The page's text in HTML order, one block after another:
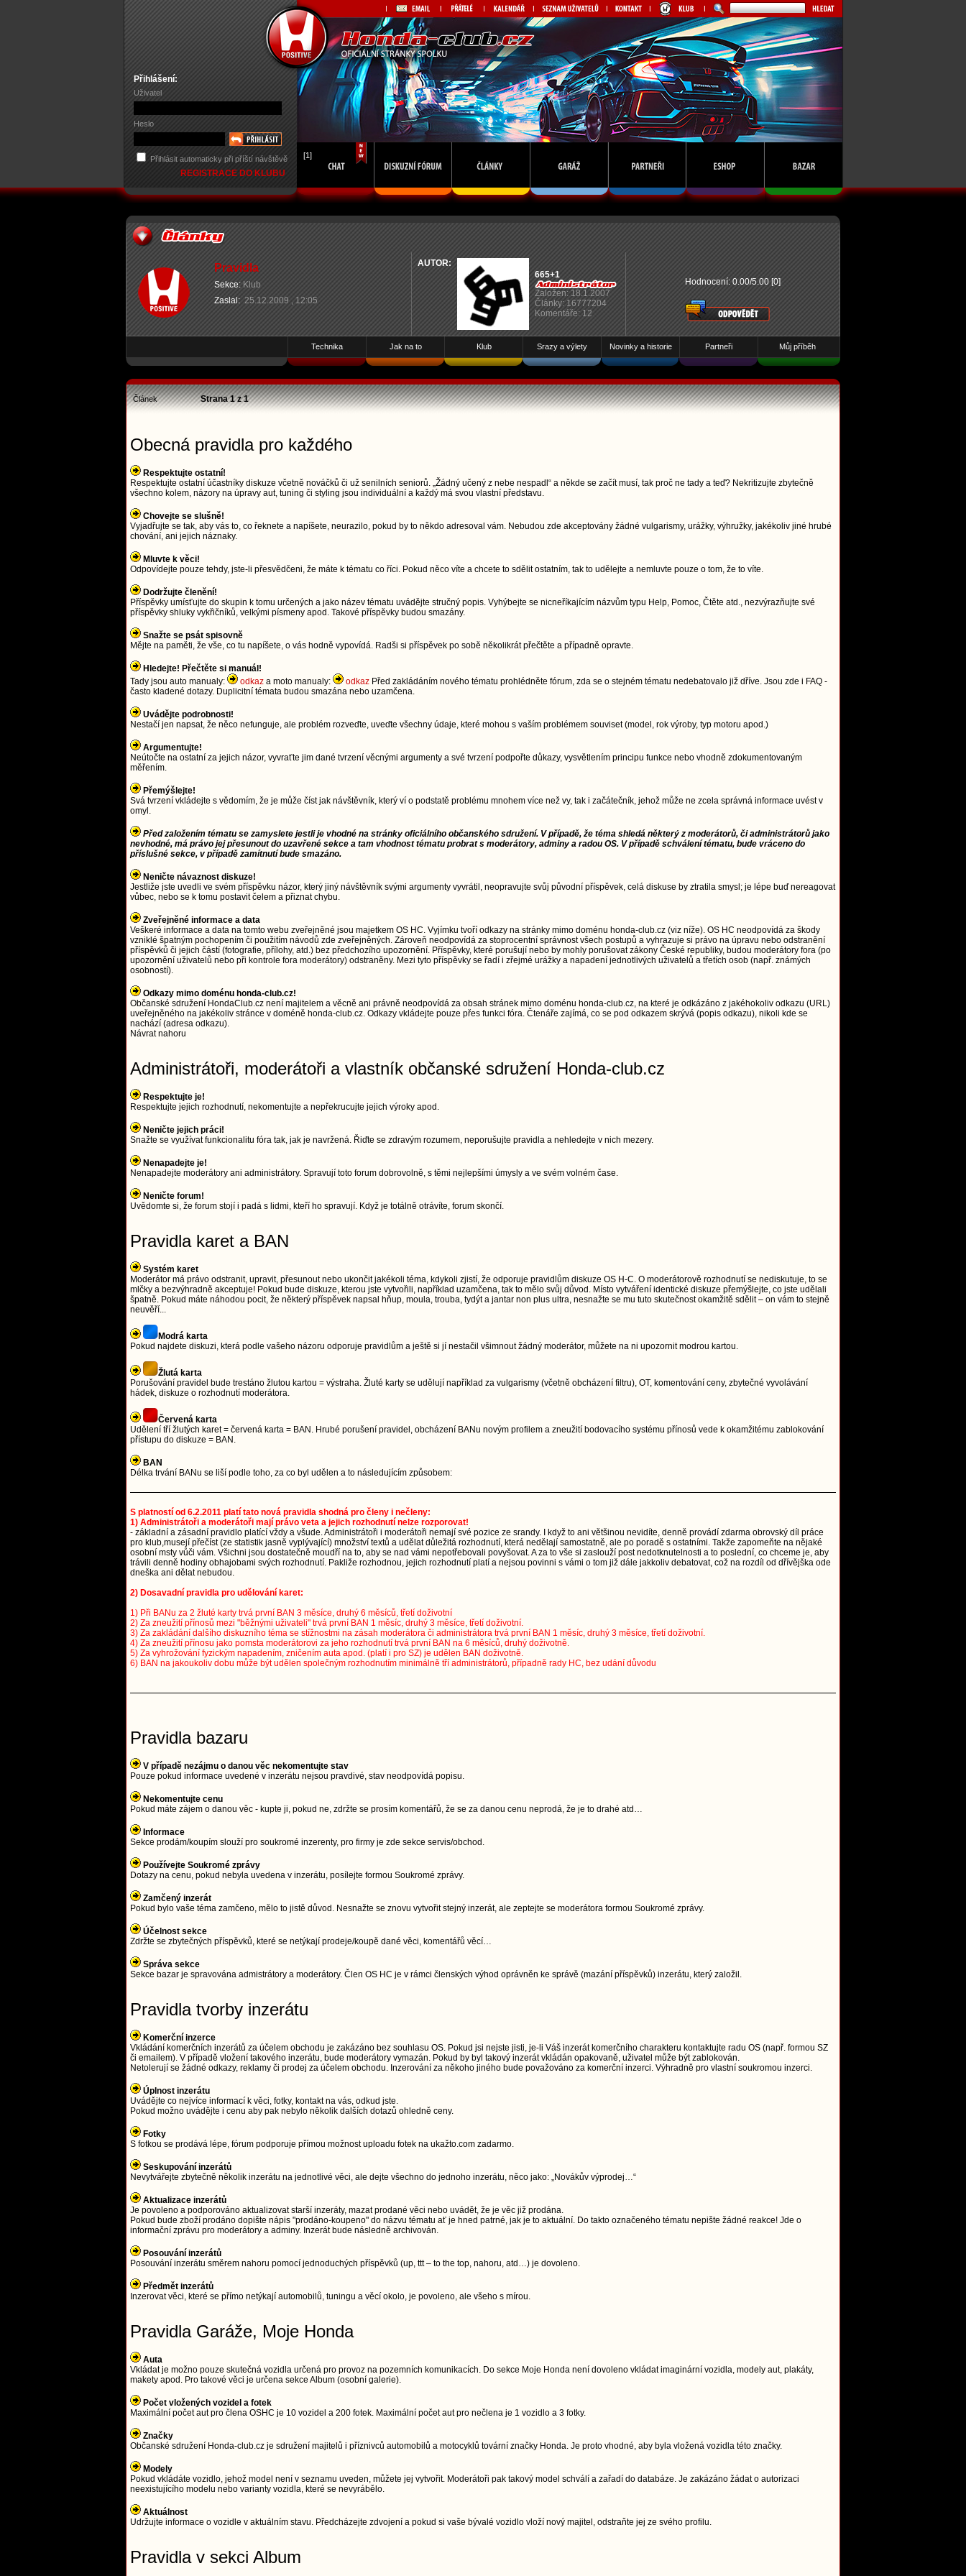
Přihlášení:
Uživatel
Heslo
Přihlásit automaticky při příští návštěvě
REGISTRACE DO KLUBU
[1]
Pravidla
Sekce: Klub
Zaslal: 25.12.2009 , 12:05
AUTOR:
665+1
Založen: 18.1.2007
Články: 16777204
Komentáře: 12
Hodnocení: 0.00/5.00 [0]
Technika Jak na to Klub Srazy a výlety Novinky a historie Partneři Můj příběh
Článek Strana1z1
Obecná pravidla pro každého
Respektujte ostatní!
Respektujte ostatní účastníky diskuze včetně nováčků či už senilních seniorů. „Žádný učený z nebe nespadl“ a někde se začít musí, tak proč ne tady a teď? Nekritizujte zbytečně
všechno kolem, názory na úpravy aut, tuning či styling jsou individuální a každý má svou vlastní představu.
Chovejte se slušně!
Vyjadřujte se tak, aby vás to, co řeknete a napíšete, neurazilo, pokud by to někdo adresoval vám. Nebudou zde akceptovány žádné vulgarismy, urážky, výhružky, jakékoliv jiné hrubé
chování, ani jejich náznaky.
Mluvte k věci!
Odpovídejte pouze tehdy, jste-li přesvědčeni, že máte k tématu co říci. Pokud něco víte a chcete to sdělit ostatním, tak to udělejte a nemluvte pouze o tom, že to víte.
Dodržujte členění!
Příspěvky umísťujte do skupin k tomu určených a jako název tématu uvádějte stručný popis. Vyhýbejte se nicneříkajícím názvům typu Help, Pomoc, Čtěte atd., nezvýrazňujte své
příspěvky shluky vykřičníků, velkými písmeny apod. Takové příspěvky budou smazány.
Snažte se psát spisovně
Mějte na paměti, že vše, co tu napíšete, o vás hodně vypovídá. Radši si příspěvek po sobě několikrát přečtěte a případně opravte.
Hledejte! Přečtěte si manuál!
Tady jsou auto manualy:
odkaz a moto manualy: odkaz Před zakládáním nového tématu prohlédněte fórum, zda se o stejném tématu nedebatovalo již dříve. Jsou zde i FAQ -
často kladené dotazy. Duplicitní témata budou smazána nebo uzamčena.
Uvádějte podrobnosti!
Nestačí jen napsat, že něco nefunguje, ale problém rozveďte, uveďte všechny údaje, které mohou s vaším problémem souviset (model, rok výroby, typ motoru apod.)
Argumentujte!
Neútočte na ostatní za jejich názor, vyvraťte jim dané tvrzení věcnými argumenty a své tvrzení podpořte důkazy, vysvětlením principu funkce nebo vhodně zdokumentovaným
měřením.
Přemýšlejte!
Svá tvrzení vkládejte s vědomím, že je může číst jak návštěvník, který ví o podstatě problému mnohem více než vy, tak i začátečník, jehož může ne zcela správná informace uvést v
omyl.
Před založením tématu se zamyslete jestli je vhodné na stránky oficiálního občanského sdružení. V případě, že téma shledá některý z moderátorů, či administrátorů jako
nevhodné, má právo jej přesunout do uzavřené sekce a tam vhodnost tématu probrat s moderátory, adminy a radou OS. V případě schválení tématu, bude vráceno do
příslušné sekce, v případě zamítnutí bude smazáno.
Neničte návaznost diskuze!
Jestliže jste uvedli ve svém příspěvku názor, který jiný návštěvník svými argumenty vyvrátil, neopravujte svůj původní příspěvek, celá diskuse by ztratila smysl; je lépe buď nereagovat
vůbec, nebo se k tomu postavit čelem a přiznat chybu.
Zveřejněné informace a data
Veškeré informace a data na tomto webu zveřejněné jsou majetkem OS HC. Vyjímku tvoří odkazy na stránky mimo doménu honda-club.cz (viz níže). OS HC neodpovídá za škody
vzniklé špatným pochopením či použitím návodů zde zveřejněných. Zároveň neodpovídá za stoprocentní správnost všech postupů a vyhrazuje si právo na úpravu nebo odstranění
příspěvků či jejich částí (fotografie, přílohy, atd.) bez předchozího upozornění. Příspěvky, které porušují nebo by mohly porušovat zákony České republiky, budou moderátory fora (po
upozornění uživatelů nebo při kontrole fora moderátory) odstraněny. Mezi tyto příspěvky se řadí i zřejmé urážky a napadení jednotlivých uživatelů a třetích osob (např. známých
osobností).
Odkazy mimo doménu honda-club.cz!
Občanské sdružení HondaClub.cz není majitelem a věcně ani právně neodpovídá za obsah stránek mimo doménu honda-club.cz, na které je odkázáno z jakéhokoliv odkazu (URL)
uveřejněného na jakékoliv stránce v doméně honda-club.cz. Odkazy vkládejte pouze přes funkci fóra. Čtenáře zajímá, co se pod odkazem skrývá (popis odkazu), nikoli kde se
nachází (adresa odkazu).
Návrat nahoru
Administrátoři, moderátoři a vlastník občanské sdružení Honda-club.cz
Respektujte je!
Respektujte jejich rozhodnutí, nekomentujte a nepřekrucujte jejich výroky apod.
Neničte jejich práci!
Snažte se využívat funkcionalitu fóra tak, jak je navržená. Řiďte se zdravým rozumem, neporušujte pravidla a nehledejte v nich mezery.
Nenapadejte je!
Nenapadejte moderátory ani administrátory. Spravují toto forum dobrovolně, s těmi nejlepšími úmysly a ve svém volném čase.
Neničte forum!
Uvědomte si, že forum stojí i padá s lidmi, kteří ho spravují. Když je totálně otrávíte, forum skončí.
Pravidla karet a BAN
Systém karet
Moderátor má právo odstranit, upravit, přesunout nebo ukončit jakékoli téma, kdykoli zjistí, že odporuje pravidlům diskuze OS H-C. O moderátorově rozhodnutí se nediskutuje, to se
mlčky a bezvýhradně akceptuje! Pokud bude diskuze, kterou jste vytvořili, například uzamčena, tak to mělo svůj důvod. Místo vytváření identické diskuze přemýšlejte, co jste udělali
špatně. Pokud máte náhodou pocit, že některý příspěvek napsal hňup, moula, trouba, tydýt a jantar non plus ultra, nesnažte se mu tuto skutečnost okamžitě sdělit – on vám to stejně
neuvěří...
Modrá karta
Pokud najdete diskuzi, která podle vašeho názoru odporuje pravidlům a ještě si jí nestačil všimnout žádný moderátor, můžete na ni upozornit modrou kartou.
Žlutá karta
Porušování pravidel bude trestáno žlutou kartou = výstraha. Žluté karty se udělují například za vulgarismy (včetně obcházení filtru), OT, komentování ceny, zbytečné vyvolávání
hádek, diskuze o rozhodnutí moderátora.
Červená karta
Udělení tří žlutých karet = červená karta = BAN. Hrubé porušení pravidel, obcházení BANu novým profilem a zneužití bodovacího systému přínosů vede k okamžitému zablokování
přístupu do diskuze = BAN.
BAN
Délka trvání BANu se liší podle toho, za co byl udělen a to následujícím způsobem:
S platností od 6.2.2011 platí tato nová pravidla shodná pro členy i nečleny:
1) Administrátoři a moderátoři mají právo veta a jejich rozhodnutí nelze rozporovat!
- základní a zásadní pravidlo platící vždy a všude. Administrátoři i moderátoři nemají své pozice ze srandy. I když to ani většinou nevidíte, denně provádí zdarma obrovský díl práce
pro klub,musejí přečíst (ze statistik jasně vyplývající) množství textů a udělat důležitá rozhodnutí, která nedělají samostatně, ale po poradě s ostatními. Takže zapomeňte na nějaké
osobní msty vůči vám. Všichni jsou dostatečně moudří na to, aby se nad vámi nepotřebovali povyšovat. A za to vše si zaslouží post nedotknutelnosti a to poslední, co chceme je, aby
trávili denně hodiny obhajobami svých rozhodnutí. Pakliže rozhodnou, jejich rozhodnutí platí a nejsou povinni s vámi o tom již dále jakkoliv debatovat, což na rozdíl od dřívějška ode
dneška ani dělat nebudou.
2) Dosavadní pravidla pro udělování karet:
1) Při BANu za 2 žluté karty trvá první BAN 3 měsíce, druhý 6 měsíců, třetí doživotní
2) Za zneužití přínosů mezi "běžnými uživateli" trvá první BAN 1 měsíc, druhý 3 měsíce, třetí doživotní.
3) Za zakládání dalšího diskuzního téma se stížnostmi na zásah moderátora či administrátora trvá první BAN 1 měsíc, druhý 3 měsíce, třetí doživotní.
4) Za zneužití přínosu jako pomsta moderátorovi za jeho rozhodnutí trvá první BAN na 6 měsíců, druhý doživotně.
5) Za vyhrožování fyzickým napadením, zničením auta apod. (platí i pro SZ) je udělen BAN doživotně.
6) BAN na jakoukoliv dobu může být udělen společným rozhodnutím minimálně tří administrátorů, případně rady HC, bez udání důvodu
Pravidla bazaru
V případě nezájmu o danou věc nekomentujte stav
Pouze pokud informace uvedené v inzerátu nejsou pravdivé, stav neodpovídá popisu.
Nekomentujte cenu
Pokud máte zájem o danou věc - kupte ji, pokud ne, zdržte se prosím komentářů, že se za danou cenu neprodá, že je to drahé atd…
Informace
Sekce prodám/koupím slouží pro soukromé inzerenty, pro firmy je zde sekce servis/obchod.
Používejte Soukromé zprávy
Dotazy na cenu, pokud nebyla uvedena v inzerátu, posílejte formou Soukromé zprávy.
Zamčený inzerát
Pokud bylo vaše téma zamčeno, mělo to jistě důvod. Nesnažte se znovu vytvořit stejný inzerát, ale zeptejte se moderátora formou Soukromé zprávy.
Účelnost sekce
Zdržte se zbytečných příspěvků, které se netýkají prodeje/koupě dané věci, komentářů věcí…
Správa sekce
Sekce bazar je spravována admistrátory a moderátory. Člen OS HC je v rámci členských výhod oprávněn ke správě (mazání příspěvků) inzerátu, který založil.
Pravidla tvorby inzerátu
Komerční inzerce
Vkládání komerčních inzerátů za účelem obchodu je zakázáno bez souhlasu OS. Pokud jsi nejste jisti, je-li Váš inzerát komerčního charakteru kontaktujte radu OS (např. formou SZ
či emailem). V případě vložení takového inzerátu, bude moderátory vymazán. Pokud by byl takový inzerát vkládán opakovaně, uživatel může být zablokován.
Netolerují se žádné odkazy, reklamy či prodej za účelem obchodu. Inzerování za někoho jiného bude považováno za komerční inzerci. Výhradně pro vlastní soukromou inzerci.
Úplnost inzerátu
Uvádějte co nejvíce informací k věci, fotky, kontakt na vás, odkud jste.
Pokud možno uvádějte i cenu aby pak nebylo několik dalších dotazů ohledně ceny.
Fotky
S fotkou se prodává lépe, fórum podporuje přímou možnost uploadu fotek na ukažto.com zadarmo.
Seskupování inzerátů
Nevytvářejte zbytečně několik inzerátu na jednotlivé věci, ale dejte všechno do jednoho inzerátu, něco jako: „Novákův výprodej…“
Aktualizace inzerátů
Je povoleno a podporováno aktualizovat starší inzeráty, mazat prodané věci nebo uvádět, že je věc již prodána.
Pokud bude zboží prodáno dopište nápis "prodáno-koupeno" do názvu tématu ať je hned patrné, jak je to aktuální. Do takto označeného tématu nepište žádné reakce! Jde o
informační zprávu pro moderátory a adminy. Inzerát bude následně archivován.
Posouvání inzerátů
Posouvání inzerátu směrem nahoru pomocí jednoduchých příspěvků (up, ttt – to the top, nahoru, atd…) je dovoleno.
Předmět inzerátů
Inzerovat věci, které se přímo netýkají automobilů, tuningu a věcí okolo, je povoleno, ale všeho s mírou.
Pravidla Garáže, Moje Honda
Auta
Vkládat je možno pouze skutečná vozidla určená pro provoz na pozemních komunikacích. Do sekce Moje Honda není dovoleno vkládat imaginární vozidla, modely aut, plakáty,
makety apod. Pro takové věci je určena sekce Album (osobní galerie).
Počet vložených vozidel a fotek
Maximální počet aut pro člena OSHC je 10 vozidel a 200 fotek. Maximální počet aut pro nečlena je 1 vozidlo a 3 fotky.
Značky
Občanské sdružení Honda-club.cz je sdružení majitelů i příznivců automobilů a motocyklů tovární značky Honda. Je proto vhodné, aby byla vložená vozidla této značky.
Modely
Pokud vkládáte vozidlo, jehož model není v seznamu uveden, můžete jej vytvořit. Moderátoři pak takový model schválí a zařadí do databáze. Je zakázáno žádat o autorizaci
neexistujícího modelu nebo varianty vozidla, které se nevyrábělo.
Aktuálnost
Udržujte informace o vozidle v aktuálním stavu. Předcházejte zdvojení a pokud si vaše bývalé vozidlo vloží nový majitel, odstraňte jej ze svého profilu.
Pravidla v sekci Album